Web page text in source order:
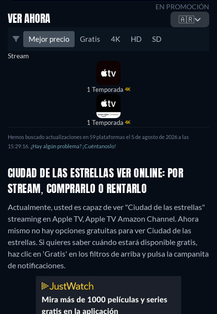
EN PROMOCIÓN
VER AHORA 🇦🇷
Mejor precio Gratis 4K HD SD
Stream
1 Temporada 4K
1 Temporada 4K
Hemos buscado actualizaciones en 59 plataformas el 5 de agosto de 2026 a las
15:29:16. ¿Hay algún problema? ¡Cuéntanoslo!
CIUDAD DE LAS ESTRELLAS VER ONLINE: POR
STREAM, COMPRARLO O RENTARLO
Actualmente, usted es capaz de ver "Ciudad de las estrellas"
streaming en Apple TV, Apple TV Amazon Channel. Ahora
mismo no hay opciones gratuitas para ver Ciudad de las
estrellas. Si quieres saber cuándo estará disponible gratis,
haz clic en 'Gratis' en los filtros de arriba y pulsa la campanita
de notificaciones.